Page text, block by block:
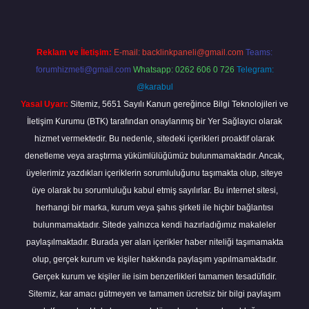
Reklam ve İletişim: E-mail: backlinkpaneli@gmail.com Teams:
forumhizmeti@gmail.com Whatsapp: 0262 606 0 726 Telegram:
@karabul
Yasal Uyarı: Sitemiz, 5651 Sayılı Kanun gereğince Bilgi Teknolojileri ve
İletişim Kurumu (BTK) tarafından onaylanmış bir Yer Sağlayıcı olarak
hizmet vermektedir. Bu nedenle, sitedeki içerikleri proaktif olarak
denetleme veya araştırma yükümlülüğümüz bulunmamaktadır. Ancak,
üyelerimiz yazdıkları içeriklerin sorumluluğunu taşımakta olup, siteye
üye olarak bu sorumluluğu kabul etmiş sayılırlar. Bu internet sitesi,
herhangi bir marka, kurum veya şahıs şirketi ile hiçbir bağlantısı
bulunmamaktadır. Sitede yalnızca kendi hazırladığımız makaleler
paylaşılmaktadır. Burada yer alan içerikler haber niteliği taşımamakta
olup, gerçek kurum ve kişiler hakkında paylaşım yapılmamaktadır.
Gerçek kurum ve kişiler ile isim benzerlikleri tamamen tesadüfidir.
Sitemiz, kar amacı gütmeyen ve tamamen ücretsiz bir bilgi paylaşım